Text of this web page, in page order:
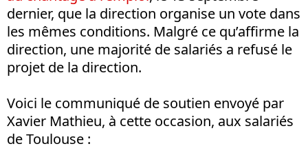
dernier, que la direction organise un vote dans
les mêmes conditions. Malgré ce qu’affirme la
direction, une majorité de salariés a refusé le
projet de la direction.
Voici le communiqué de soutien envoyé par
Xavier Mathieu, à cette occasion, aux salariés
de Toulouse :